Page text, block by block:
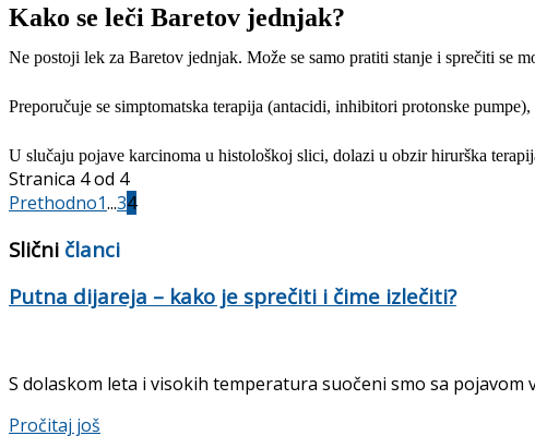
Kako se leči Baretov jednjak?
Ne postoji lek za Baretov jednjak. Može se samo pratiti stanje i sprečiti se
Preporučuje se simptomatska terapija (antacidi, inhibitori protonske
U slučaju pojave karcinoma u histološkoj slici, dolazi u obzir hirurška
Stranica 4 od 4
Prethodno1...34
Slični članci
Putna dijareja – kako je sprečiti i čime izlečiti?
S dolaskom leta i visokih temperatura suočeni smo sa
Pročitaj još